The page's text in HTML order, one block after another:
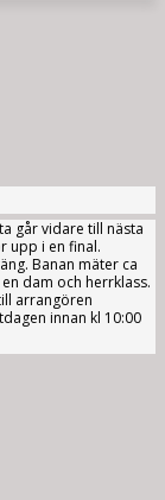
går vidare till nästa
upp i en final.
Banan mäter ca
dam och herrklass.
arrangören
innan kl 10:00